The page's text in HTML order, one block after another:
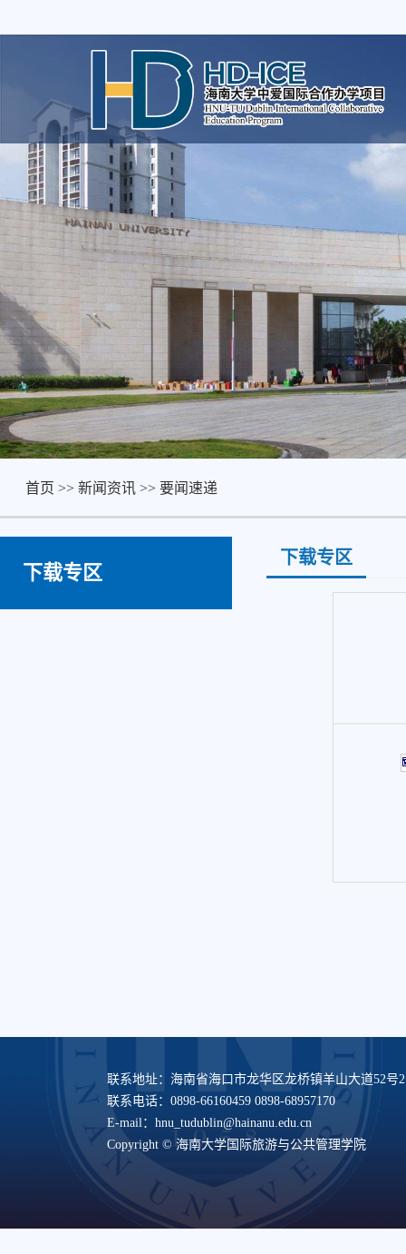
首页 >> 新闻资讯 >> 要闻速递
下载专区
下载专区
联系地址：海南省海口市龙华区龙桥镇羊山大道52
联系电话：0898-66160459 0898-68957170
E-mail：hnu_tudublin@hainanu.edu.cn
Copyright © 海南大学国际旅游与公共管理学院